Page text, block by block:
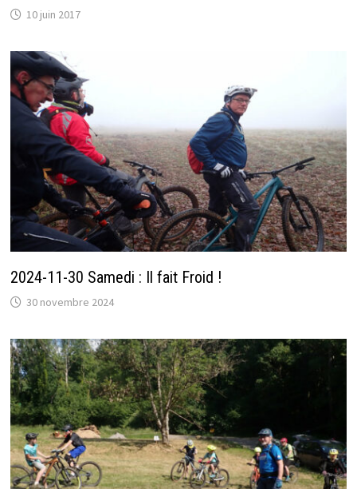
10 juin 2017
2024-11-30 Samedi : Il fait Froid !
30 novembre 2024